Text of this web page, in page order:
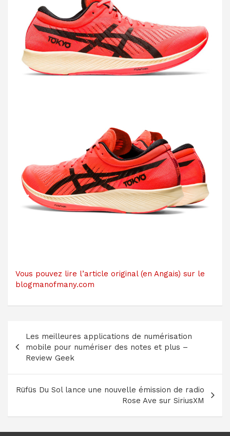
Vous pouvez lire l’article original (en Angais) sur le
blogmanofmany.com
de
l’article
Les meilleures applications de numérisation
mobile pour numériser des notes et plus –
Review Geek
Rüfüs Du Sol lance une nouvelle émission de radio
Rose Ave sur SiriusXM